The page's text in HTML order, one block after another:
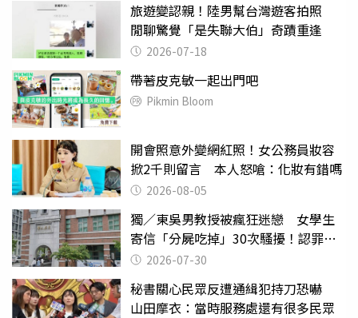
旅遊變認親！陸男幫台灣遊客拍照
閒聊驚覺「是失聯大伯」奇蹟重逢
2026-07-18
帶著皮克敏一起出門吧
Pikmin Bloom
開會照意外變網紅照！女公務員妝容
掀2千則留言 本人怒嗆：化妝有錯嗎
2026-08-05
獨／東吳男教授被瘋狂迷戀 女學生
寄信「分屍吃掉」30次騷擾！認罪免
關 2026-07-30
秘書關心民眾反遭通緝犯持刀恐嚇
山田摩衣：當時服務處還有很多民眾